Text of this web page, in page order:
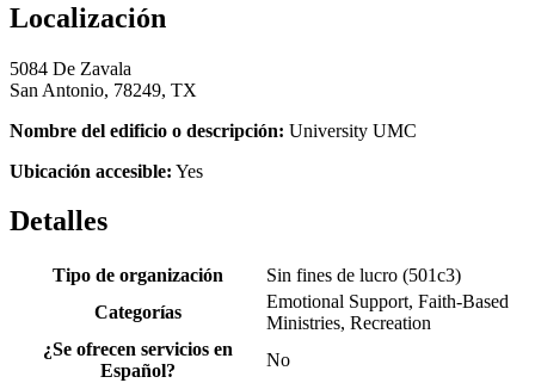
Localización
5084 De Zavala
San Antonio, 78249, TX
Nombre del edificio o descripción: University UMC
Ubicación accesible: Yes
Detalles
Tipo de organización
Sin fines de lucro (501c3)
Categorías
Emotional Support, Faith-Based
Ministries, Recreation
¿Se ofrecen servicios en
Español?
No